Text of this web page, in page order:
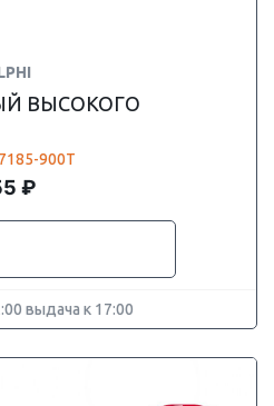
ВЫСОКОГО
7185-900T
₽
выдача к 17:00